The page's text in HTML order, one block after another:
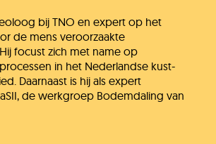
bij TNO en expert op het
de mens veroorzaakte
focust zich met name op
in het Nederlandse kust-
Daarnaast is hij als expert
de werkgroep Bodemdaling van